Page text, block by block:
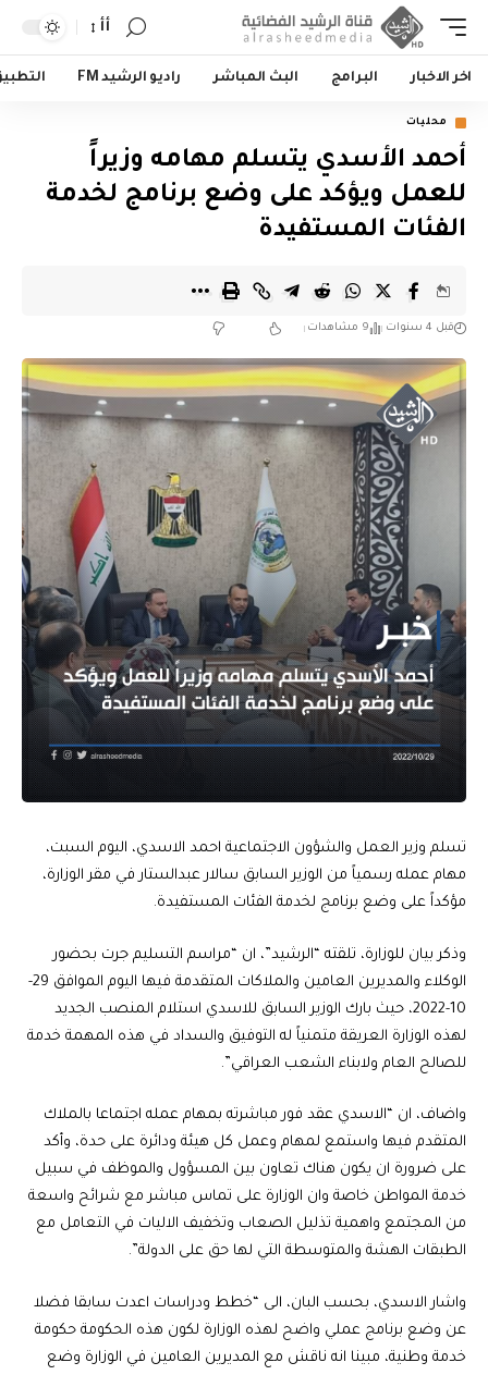
أأ
اخر الاخبار البرامج البث المباشر راديو الرشيد FM
محليات
أحمد الأسدي يتسلم مهامه وزيراً
للعمل ويؤكد على وضع برنامج لخدمة
الفئات المستفيدة
قبل 4 سنوات 9 مشاهدات
تسلم وزير العمل والشؤون الاجتماعية احمد الاسدي، اليوم السبت،
مهام عمله رسمياً من الوزير السابق سالار عبدالستار في مقر الوزارة،
مؤكداً على وضع برنامج لخدمة الفئات المستفيدة.
وذكر بيان للوزارة، تلقته “الرشيد”، ان “مراسم التسليم جرت بحضور
الوكلاء والمديرين العامين والملاكات المتقدمة فيها اليوم الموافق 29-
10-2022، حيث بارك الوزير السابق للاسدي استلام المنصب الجديد
لهذه الوزارة العريقة متمنياً له التوفيق والسداد في هذه المهمة خدمة
للصالح العام ولابناء الشعب العراقي”.
واضاف، ان “الاسدي عقد فور مباشرته بمهام عمله اجتماعا بالملاك
المتقدم فيها واستمع لمهام وعمل كل هيئة ودائرة على حدة، وأكد
على ضرورة ان يكون هناك تعاون بين المسؤول والموظف في سبيل
خدمة المواطن خاصة وان الوزارة على تماس مباشر مع شرائح واسعة
من المجتمع واهمية تذليل الصعاب وتخفيف الاليات في التعامل مع
الطبقات الهشة والمتوسطة التي لها حق على الدولة”.
واشار الاسدي، بحسب البان، الى “خطط ودراسات اعدت سابقا فضلا
عن وضع برنامج عملي واضح لهذه الوزارة لكون هذه الحكومة حكومة
خدمة وطنية، مبينا انه ناقش مع المديرين العامين في الوزارة وضع